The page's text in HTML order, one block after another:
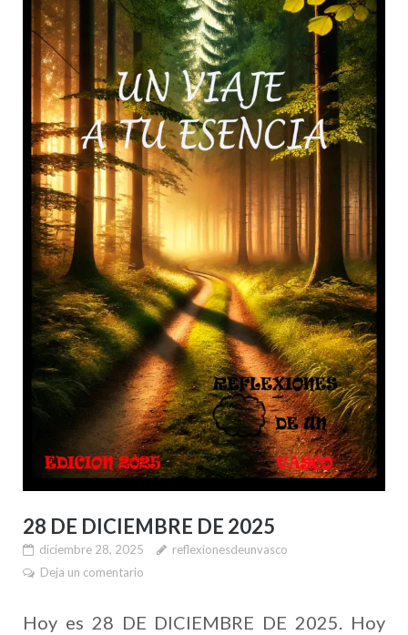
28 DE DICIEMBRE DE 2025
diciembre 28, 2025
reflexionesdeunvasco
Deja un comentario
Hoy es 28 DE DICIEMBRE DE 2025. Hoy